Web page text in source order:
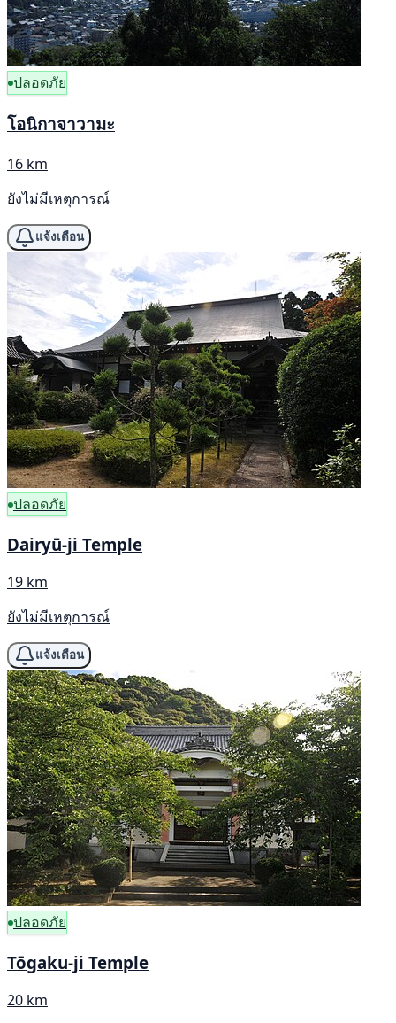
ปลอดภัย
โอนิกาจาวามะ
16 km
ยังไม่มีเหตุการณ์
แจ้งเตือน
ปลอดภัย
Dairyū-ji Temple
19 km
ยังไม่มีเหตุการณ์
แจ้งเตือน
ปลอดภัย
Tōgaku-ji Temple
20 km